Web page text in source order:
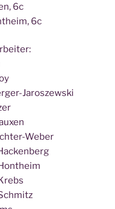
6c
6c
Jaroszewski
Weber